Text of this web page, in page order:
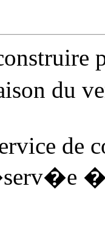
du
de
�